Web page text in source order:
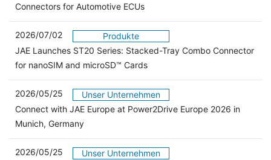
Connectors for Automotive ECUs
2026/07/02
Produkte
JAE Launches ST20 Series: Stacked-Tray Combo Connector
for nanoSIM and microSD™ Cards
2026/05/25
Unser Unternehmen
Connect with JAE Europe at Power2Drive Europe 2026 in
Munich, Germany
2026/05/25
Unser Unternehmen